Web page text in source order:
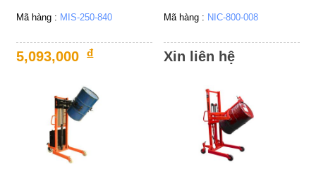
gói
Dụng
cụ
dùng
Xem
Mã hàng : MIS-250-840
5,093,000 đ
Mã hàng : NIC-800-008
Xin liên hệ